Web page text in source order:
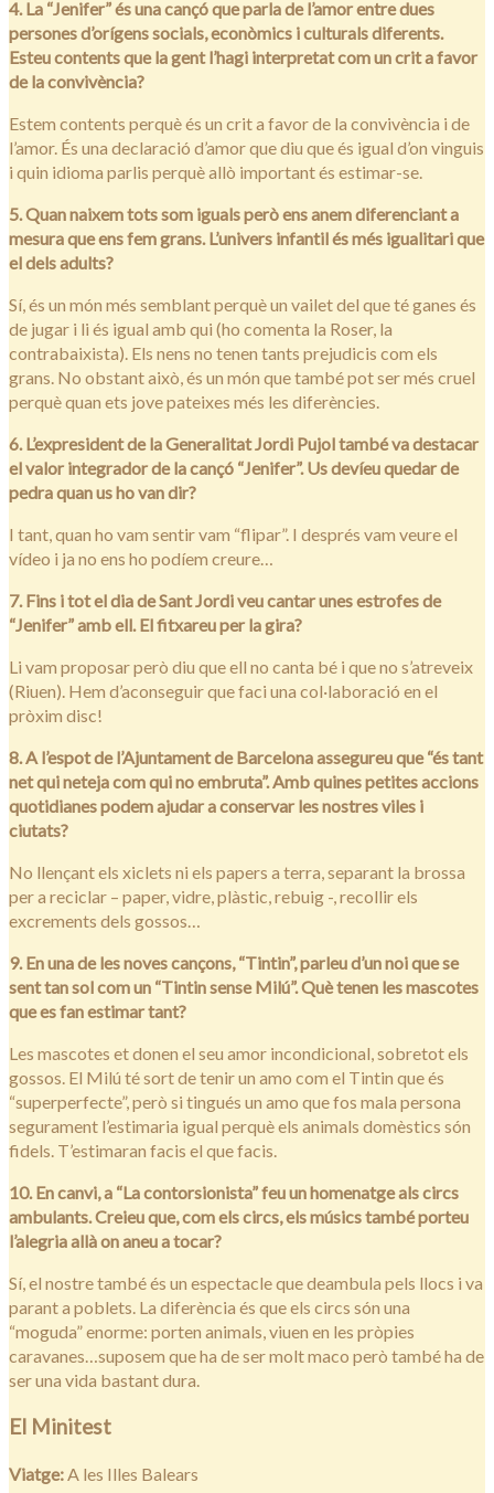
4. La “Jenifer” és una cançó que parla de l’amor entre dues
persones d’orígens socials, econòmics i culturals diferents.
Esteu contents que la gent l’hagi interpretat com un crit a favor
de la convivència?
Estem contents perquè és un crit a favor de la convivència i de
l’amor. És una declaració d’amor que diu que és igual d’on vinguis
i quin idioma parlis perquè allò important és estimar-se.
5. Quan naixem tots som iguals però ens anem diferenciant a
mesura que ens fem grans. L’univers infantil és més igualitari que
el dels adults?
Sí, és un món més semblant perquè un vailet del que té ganes és
de jugar i li és igual amb qui (ho comenta la Roser, la
contrabaixista). Els nens no tenen tants prejudicis com els
grans. No obstant això, és un món que també pot ser més cruel
perquè quan ets jove pateixes més les diferències.
6. L’expresident de la Generalitat Jordi Pujol també va destacar
el valor integrador de la cançó “Jenifer”. Us devíeu quedar de
pedra quan us ho van dir?
I tant, quan ho vam sentir vam “flipar”. I després vam veure el
vídeo i ja no ens ho podíem creure…
7. Fins i tot el dia de Sant Jordi veu cantar unes estrofes de
“Jenifer” amb ell. El fitxareu per la gira?
Li vam proposar però diu que ell no canta bé i que no s’atreveix
(Riuen). Hem d’aconseguir que faci una col·laboració en el
pròxim disc!
8. A l’espot de l’Ajuntament de Barcelona assegureu que “és tant
net qui neteja com qui no embruta”. Amb quines petites accions
quotidianes podem ajudar a conservar les nostres viles i
ciutats?
No llençant els xiclets ni els papers a terra, separant la brossa
per a reciclar – paper, vidre, plàstic, rebuig -, recollir els
excrements dels gossos…
9. En una de les noves cançons, “Tintin”, parleu d’un noi que se
sent tan sol com un “Tintin sense Milú”. Què tenen les mascotes
que es fan estimar tant?
Les mascotes et donen el seu amor incondicional, sobretot els
gossos. El Milú té sort de tenir un amo com el Tintin que és
“superperfecte”, però si tingués un amo que fos mala persona
segurament l’estimaria igual perquè els animals domèstics són
fidels. T’estimaran facis el que facis.
10. En canvi, a “La contorsionista” feu un homenatge als circs
ambulants. Creieu que, com els circs, els músics també porteu
l’alegria allà on aneu a tocar?
Sí, el nostre també és un espectacle que deambula pels llocs i va
parant a poblets. La diferència és que els circs són una
“moguda” enorme: porten animals, viuen en les pròpies
caravanes…suposem que ha de ser molt maco però també ha de
ser una vida bastant dura.
El Minitest
Viatge: A les Illes Balears